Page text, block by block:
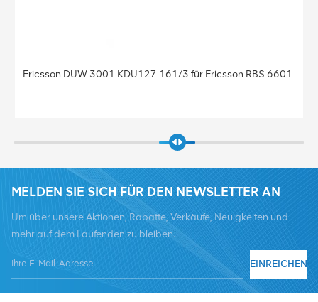
Ericsson DUW 3001 KDU127 161/3 für Ericsson RBS 6601
MELDEN SIE SICH FÜR DEN NEWSLETTER AN
Um über unsere Aktionen, Rabatte, Verkäufe, Neuigkeiten und
mehr auf dem Laufenden zu bleiben.
EINREICHEN